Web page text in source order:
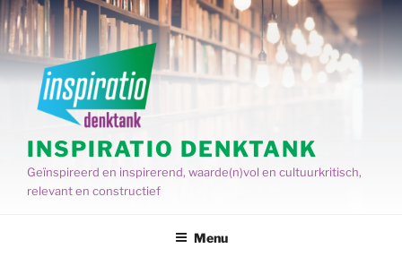
Spring
naar
de
inhoud
INSPIRATIO DENKTANK
Geïnspireerd en inspirerend, waarde(n)vol en cultuurkritisch,
relevant en constructief
Menu